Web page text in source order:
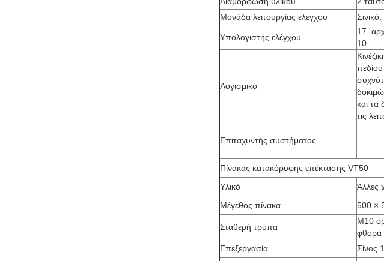
Μονάδα λειτουργίας ελέγχου
Υπολογιστής ελέγχου
17
10
Λογισμικό
και τα
τις
Επιταχυντής συστήματος
Πίνακας κατακόρυφης επέκτασης VT50
Υλικό
Άλλες
Μέγεθος πίνακα
500 ×
Σταθερή τρύπα
M10
φθορά
Επεξεργασία
Σίνος